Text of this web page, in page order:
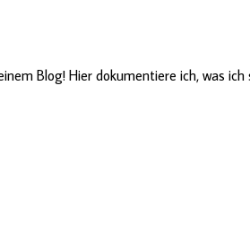
Blog! Hier dokumentiere ich, was